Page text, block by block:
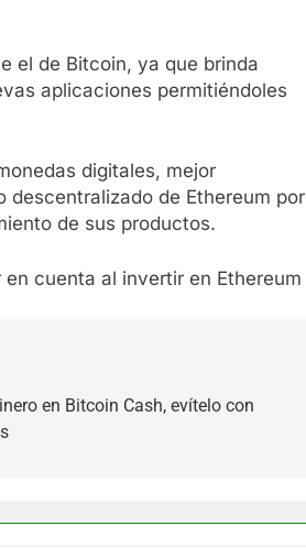
el de Bitcoin, ya que brinda
aplicaciones permitiéndoles
digitales, mejor
descentralizado de Ethereum por
de sus productos.
cuenta al invertir en Ethereum
en Bitcoin Cash, evítelo con